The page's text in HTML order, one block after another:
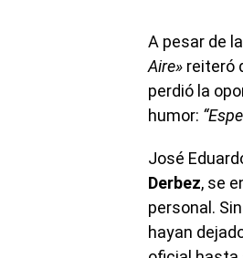
A pesar de
Aire» reiteró
perdió la
humor:
José
Derbez, se
personal.
hayan